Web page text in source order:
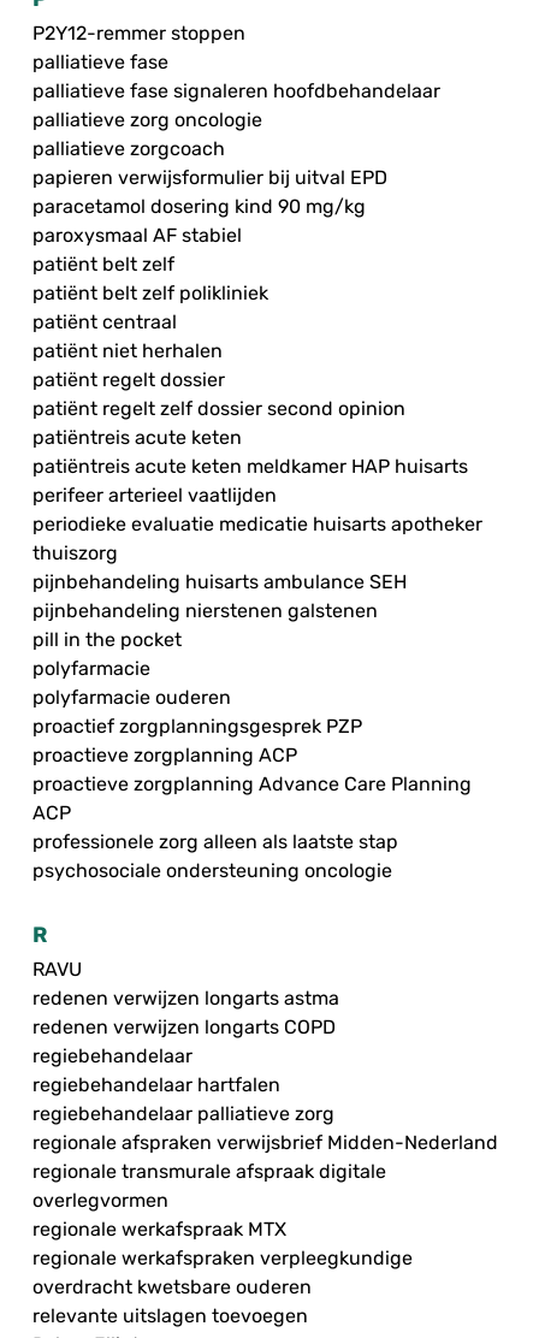
P2Y12-remmer stoppen
palliatieve fase
palliatieve fase signaleren hoofdbehandelaar
palliatieve zorg oncologie
palliatieve zorgcoach
papieren verwijsformulier bij uitval EPD
paracetamol dosering kind 90 mg/kg
paroxysmaal AF stabiel
patiënt belt zelf
patiënt belt zelf polikliniek
patiënt centraal
patiënt niet herhalen
patiënt regelt dossier
patiënt regelt zelf dossier second opinion
patiëntreis acute keten
patiëntreis acute keten meldkamer HAP huisarts
perifeer arterieel vaatlijden
periodieke evaluatie medicatie huisarts apotheker
thuiszorg
pijnbehandeling huisarts ambulance SEH
pijnbehandeling nierstenen galstenen
pill in the pocket
polyfarmacie
polyfarmacie ouderen
proactief zorgplanningsgesprek PZP
proactieve zorgplanning ACP
proactieve zorgplanning Advance Care Planning
ACP
professionele zorg alleen als laatste stap
psychosociale ondersteuning oncologie
R
RAVU
redenen verwijzen longarts astma
redenen verwijzen longarts COPD
regiebehandelaar
regiebehandelaar hartfalen
regiebehandelaar palliatieve zorg
regionale afspraken verwijsbrief Midden-Nederland
regionale transmurale afspraak digitale
overlegvormen
regionale werkafspraak MTX
regionale werkafspraken verpleegkundige
overdracht kwetsbare ouderen
relevante uitslagen toevoegen